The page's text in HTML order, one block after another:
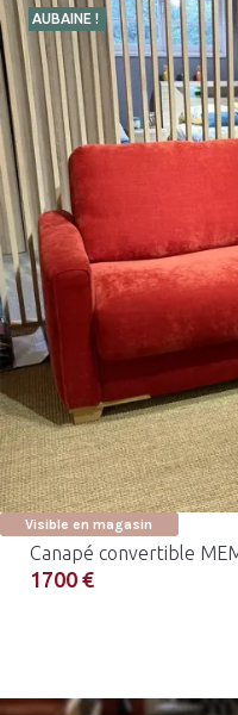
AUBAINE !
Visible en magasin
Canapé convertible
1700 €